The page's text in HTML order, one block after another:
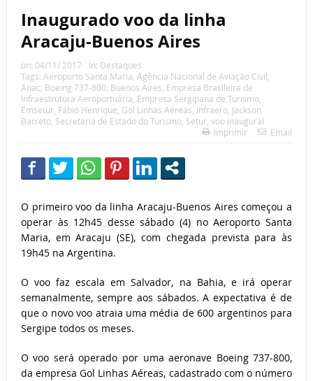
Inaugurado voo da linha
Aracaju-Buenos Aires
on: 04/11/ 2017 In: Destaques
Tags: Aeroporto Santa Maria, Agência Nacional de Aviação Civil,
Anac, Boeing 737-800, Buenos Aires, Empresa Brasileira de
Infraestrutura Aeroportuária, Empresa Sergipana de Turismo,
Emsetur, Fábio Henrique, Gol Linhas Aéreas, infraero, Jackson
Barreto, Secretaria de Estado do Turismo, Setur, voo inaugural
Imprimir
Email
O primeiro voo da linha Aracaju-Buenos Aires começou a
operar às 12h45 desse sábado (4) no Aeroporto Santa
Maria, em Aracaju (SE), com chegada prevista para às
19h45 na Argentina.
O voo faz escala em Salvador, na Bahia, e irá operar
semanalmente, sempre aos sábados. A expectativa é de
que o novo voo atraia uma média de 600 argentinos para
Sergipe todos os meses.
O voo será operado por uma aeronave Boeing 737-800,
da empresa Gol Linhas Aéreas, cadastrado com o número